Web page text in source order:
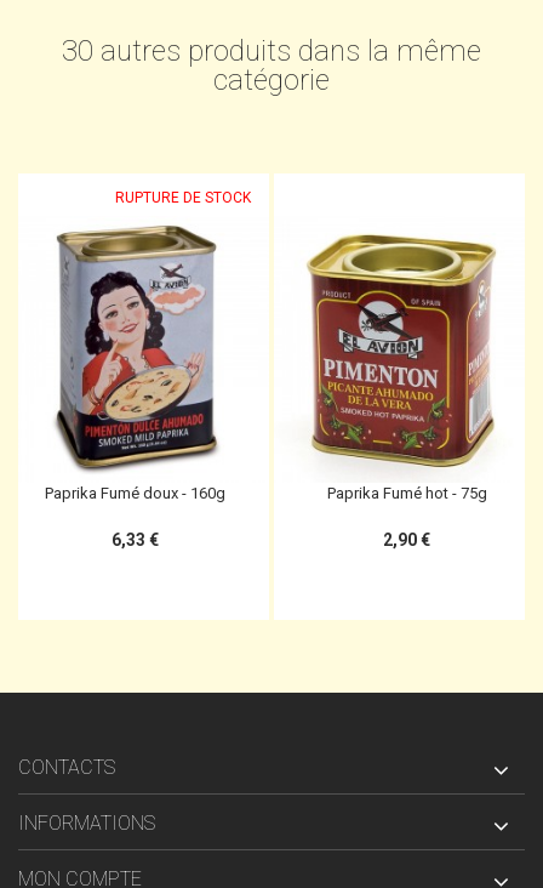
30 autres produits dans la même
catégorie
RUPTURE DE STOCK
Paprika Fumé doux - 160g
6,33 €
Paprika Fumé hot - 75g
2,90 €
CONTACTS
INFORMATIONS
MON COMPTE